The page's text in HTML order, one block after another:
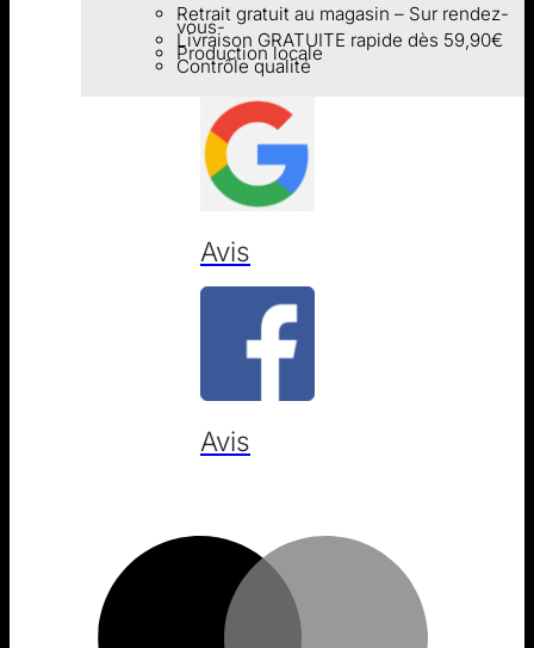
Retrait gratuit au magasin – Sur rendez-
vous-
Livraison GRATUITE rapide dès 59,90€
Production locale
Contrôle qualité
Avis
Avis